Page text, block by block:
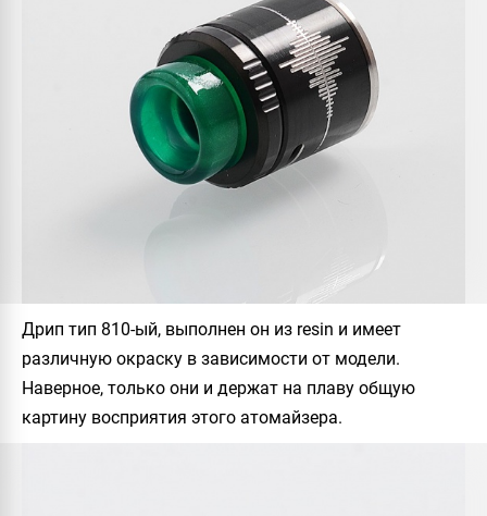
Дрип тип 810-ый, выполнен он из resin и имеет
различную окраску в зависимости от модели.
Наверное, только они и держат на плаву общую
картину восприятия этого атомайзера.